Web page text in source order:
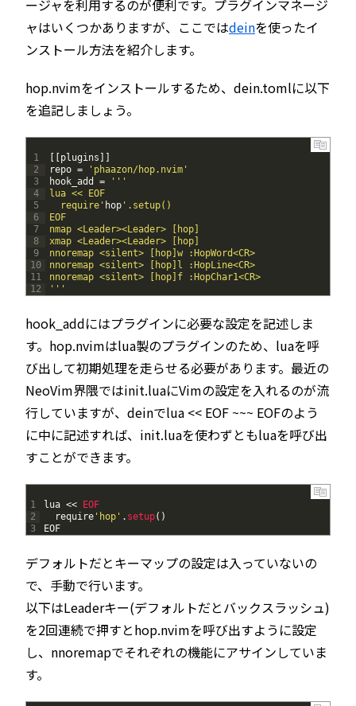
ージャを利用するのが便利です。プラグインマネージ
ャはいくつかありますが、ここではdeinを使ったイ
ンストール方法を紹介します。
hop.nvimをインストールするため、dein.tomlに以下
を追記しましょう。
1
2
3
4
5
6
7
8
9
10
11
12
[ [plugins ] ]
repo =
'phaazon/hop.nvim'
hook_add
= '' '
lua << EOF
require' hop '.setup()
EOF
nmap <Leader><Leader> [hop]
xmap <Leader><Leader> [hop]
nnoremap <silent> [hop]w :HopWord<CR>
nnoremap <silent> [hop]l :HopLine<CR>
nnoremap <silent> [hop]f :HopChar1<CR>
' ''
hook_addにはプラグインに必要な設定を記述しま
す。hop.nvimはlua製のプラグインのため、luaを呼
び出して初期処理を走らせる必要があります。最近の
NeoVim界隈ではinit.luaにVimの設定を入れるのが流
行していますが、deinでlua << EOF ~~~ EOFのよう
に中に記述すれば、init.luaを使わずともluaを呼び出
すことができます。
1
2
3
lua << EOF
require 'hop' . setup( )
EOF
デフォルトだとキーマップの設定は入っていないの
で、手動で行います。
以下はLeaderキー(デフォルトだとバックスラッシュ)
を2回連続で押すとhop.nvimを呼び出すように設定
し、nnoremapでそれぞれの機能にアサインしていま
す。